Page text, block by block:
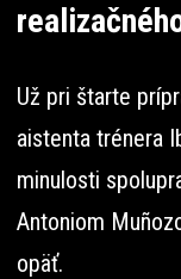
Už pri štarte
aistenta trénera
minulosti
Antoniom
opäť.